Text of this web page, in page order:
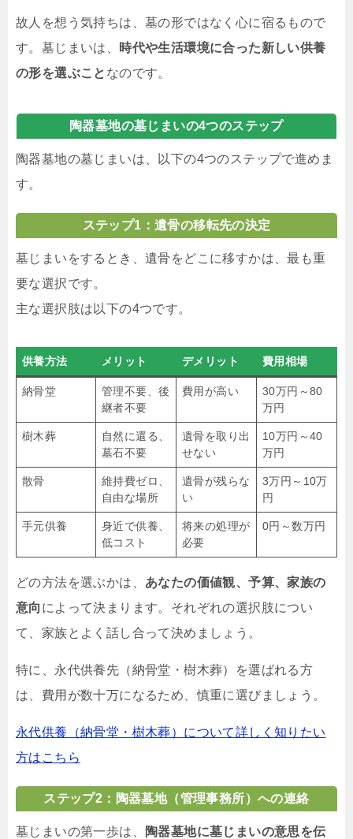
故人を想う気持ちは、墓の形ではなく心に宿るもので
す。墓じまいは、
時代や生活環境に合った新しい供養
の形を選ぶこと なのです。
陶器墓地の墓じまいの4つのステップ
陶器墓地の墓じまいは、以下の4つのステップで進めま
す。
ステップ1：遺骨の移転先の決定
墓じまいをするとき、遺骨をどこに移すかは、最も重
要な選択です。
主な選択肢は以下の4つです。
供養方法 メリット デメリット 費用相場
納骨堂
管理不要、後
継者不要
費用が高い
30万円～80
万円
樹木葬
自然に還る、
墓石不要
遺骨を取り出
せない
10万円～40
万円
散骨
維持費ゼロ、
自由な場所
遺骨が残らな
い
3万円～10万
円
手元供養
身近で供養、
低コスト
将来の処理が
必要
0円～数万円
どの方法を選ぶかは、 あなたの価値観、予算、家族の
意向 によって決まります。それぞれの選択肢につい
て、家族とよく話し合って決めましょう。
特に、永代供養先（納骨堂・樹木葬）を選ばれる方
は、費用が数十万になるため、慎重に選びましょう。
永代供養（納骨堂・樹木葬）について詳しく知りたい
方はこちら
ステップ2：陶器墓地（管理事務所）への連絡
墓じまいの第一歩は、
陶器墓地に墓じまいの意思を伝